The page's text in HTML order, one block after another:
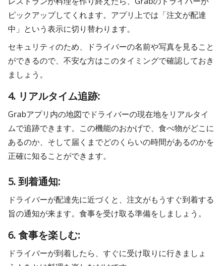
ピックアップしてくれます。アプリ上では「注文が配達
中」という表示に切り替わります。
セキュリティのため、ドライバーの名前や写真を見ること
ができるので、不安な方はこのタイミングで確認しておき
ましょう。
4. リアルタイム追跡:
Grabアプリ内の地図でドライバーの現在地をリアルタイ
ムで追跡できます。この機能のおかげで、食べ物がどこに
あるのか、そして届くまでどのくらいの時間があるのかを
正確に知ることができます。
5. 到着通知:
ドライバーが配達先に近づくと、注文がもうすぐ到着する
旨の通知が来ます。食事を受け取る準備をしましょう。
6. 食事を楽しむ:
ドライバーが到着したら、すぐに受け取りに行きましょ